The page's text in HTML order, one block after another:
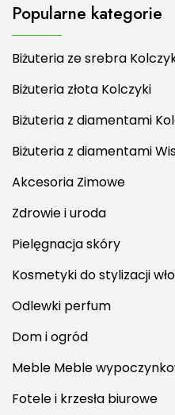
Popularne kategorie
Biżuteria ze srebra
Biżuteria złota Kolczyki
Biżuteria z diamentami
Biżuteria z diamentami
Akcesoria Zimowe
Zdrowie i uroda
Pielęgnacja skóry
Kosmetyki do stylizacji
Odlewki perfum
Dom i ogród
Meble Meble
Fotele i krzesła biurowe